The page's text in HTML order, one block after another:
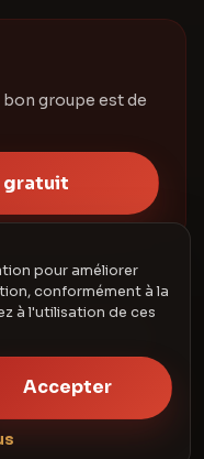
groupe est de
gratuit
droits réservés.
pour améliorer
conformément à la
à l'utilisation de ces
Accepter